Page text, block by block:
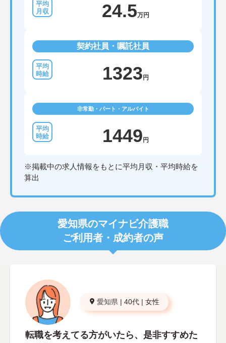
24.5万円
契約社員・嘱託社員
1323 円
非常勤・パート・アルバイト
1449 円
※掲載中の求人情報をもとに平均月収・平均時給を
算出
愛知県のマイナビ介護職
ご利用者・成約者の声
愛知県 | 40代 | 女性
転職を考えてる方がいたら、是非すすめた